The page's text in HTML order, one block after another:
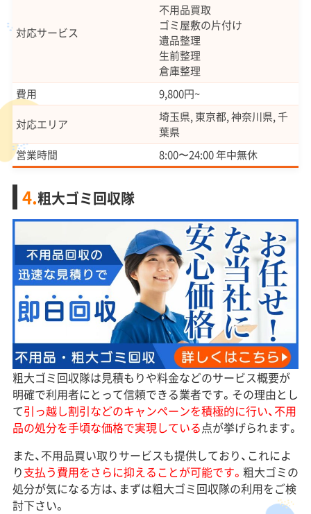
対応サービス
不用品買取
ゴミ屋敷の片付け
遺品整理
生前整理
倉庫整理
費用
9,800円~
対応エリア
埼玉県, 東京都, 神奈川県, 千
葉県
営業時間
8:00〜24:00 年中無休
4.粗大ゴミ回収隊
粗大ゴミ回収隊は見積もりや料金などのサービス概要が
明確で利用者にとって信頼できる業者です。その理由とし
て引っ越し割引などのキャンペーンを積極的に行い、不用
品の処分を手頃な価格で実現している点が挙げられます。
また、不用品買い取りサービスも提供しており、これによ
り支払う費用をさらに抑えることが可能です。 粗大ゴミの
処分が気になる方は、まずは粗大ゴミ回収隊の利用をご検
討下さい。